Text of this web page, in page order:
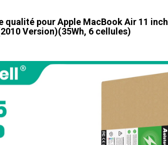
qualité pour Apple MacBook Air 11 inch
Version)(35Wh, 6 cellules)